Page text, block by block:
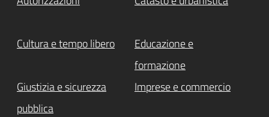
Cultura e tempo libero
Educazione e
formazione
Giustizia e sicurezza
pubblica
Imprese e commercio